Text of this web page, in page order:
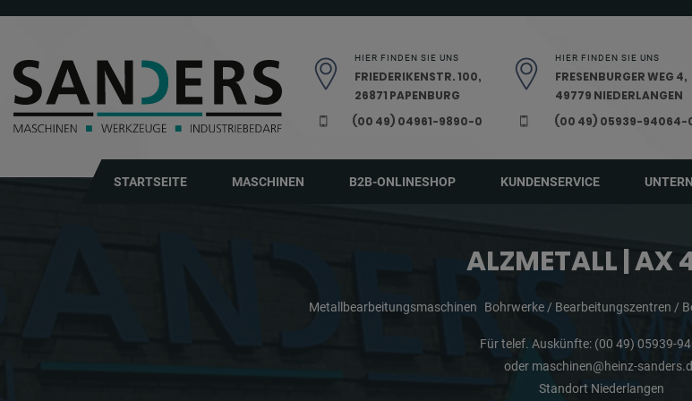
HIER FINDEN SIE UNS
FRIEDERIKENSTR. 100,
26871 PAPENBURG
(00 49) 04961-9890-0
HIER FINDEN SIE UNS
FRESENBURGER WEG 4,
49779 NIEDERLANGEN
(00 49) 05939-94064-
STARTSEITE MASCHINEN B2B-ONLINESHOP KUNDENSERVICE
ALZMETALL | AX
Metallbearbeitungsmaschinen Bohrwerke / Bearbeitungszentren /
Für telef. Auskünfte: (00 49) 05939-
oder maschinen@heinz-
Standort Niederlangen